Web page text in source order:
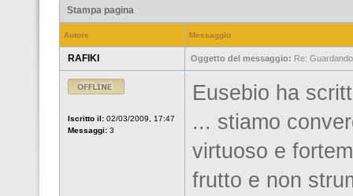
Stampa pagina
Autore Messaggio
RAFIKI Oggetto del messaggio: Re:
Iscritto il: 02/03/2009, 17:47
Messaggi: 3
Eusebio ha
... stiamo
virtuoso e
frutto e non